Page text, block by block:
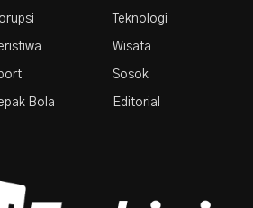
Bola
Teknologi
Wisata
Sosok
Editorial